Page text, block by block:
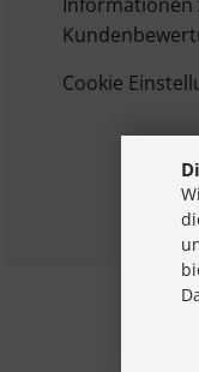
Cookie